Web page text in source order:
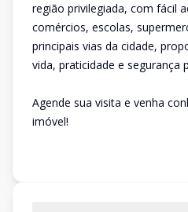
região privilegiada, com fácil
comércios, escolas,
principais vias da cidade,
vida, praticidade e segurança
Agende sua visita e venha
imóvel!